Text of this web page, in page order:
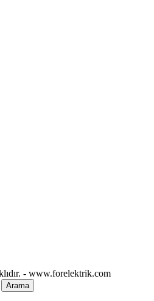
- www.forelektrik.com
Arama